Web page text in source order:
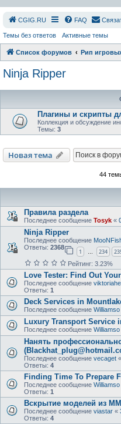
СGIG.RU FAQ
Темы без ответов Активные темы
Список форумов Рип
Ninja Ripper
Плагины и скрипты
Коллекция и обсуждение
Темы: 3
Новая тема
44
Правила раздела
Последнее сообщение Tosyk «
Ninja Ripper
Последнее сообщение
Ответы: 2368
1 … 234
Рейтинг: 3.23%
Love Tester: Find Out
Последнее сообщение
Ответы: 1
Deck Services in
Последнее сообщение Williamso
Luxury Transport Service
Последнее сообщение Williamso
Нанять
Последнее сообщение vecaget «
Ответы: 4
Finding Time To Prepare
Последнее сообщение Williamso
Ответы: 1
Вскрытие моделей из
Последнее сообщение viastar «
Ответы: 4